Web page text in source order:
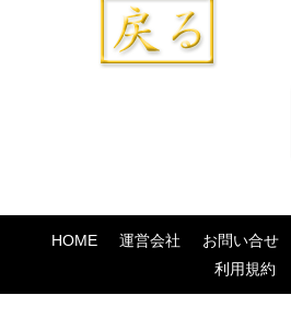
HOME 運営会社 お問い合せ
利用規約